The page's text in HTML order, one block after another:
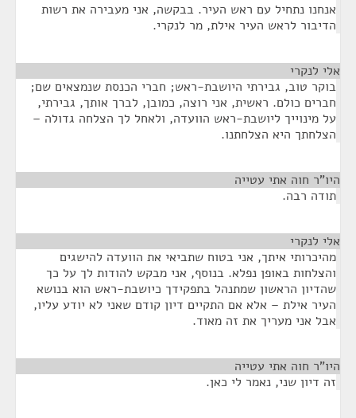
אנחנו נתחיל עם ראש העיר. בבקשה, אני מעבירה את רשות
הדיבור לראש העיר אילת, מר לנקרי.
אלי לנקרי
בוקר טוב, גבירתי היושבת-ראש; חברי הכנסת שנמצאים שם;
חברים כולם. ראשית, אני רוצה, כמובן, לברך אותך, גבירתי,
על מינוייך ליושבת-ראש הוועדה, ולאחל לך הצלחה גדולה –
הצלחתך היא הצלחתנו.
היו"ר חוה אתי עטייה
תודה רבה.
אלי לנקרי
מהיכרותי איתך, אני בטוח שתביאי את הוועדה להישגים
והצלחות באופן נפלא. בנוסף, אני מבקש להודות לך על כך
שהדיון הראשון שמתנהל בתפקידך כיושבת-ראש הוא בנושא
העיר אילת – אלא אם התקיים דיון קודם שאני לא יודע עליו,
אבל אני מעריך את זה מאוד.
היו"ר חוה אתי עטייה
זה דיון שני, נאמר לי כאן.